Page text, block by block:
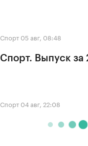
Спорт 05 авг, 08:48
Спорт. Выпуск
Спорт 04 авг, 22:08